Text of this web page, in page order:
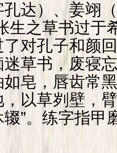
）、姜翊（
生之草书过于
对孔子和颜
草书，废寝
皂，唇齿常
以草刿壁，
”。练字指甲